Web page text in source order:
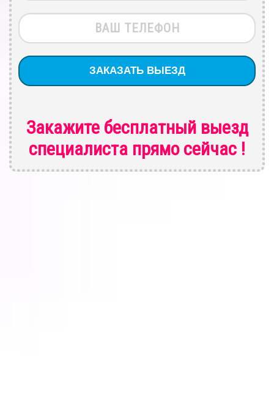
Закажите бесплатный выезд
специалиста прямо сейчас !